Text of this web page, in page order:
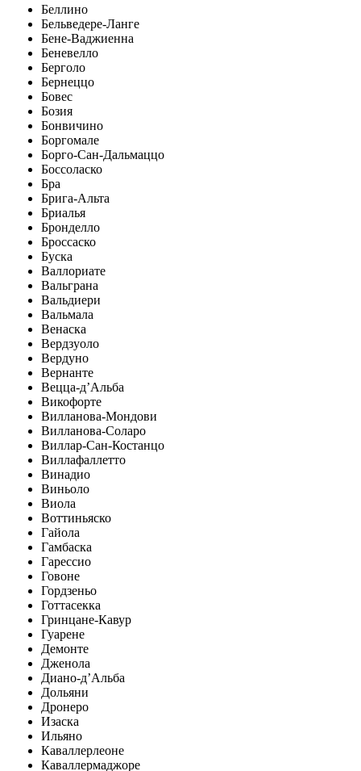
Беллино
Бельведере-Ланге
Бене-Ваджиенна
Беневелло
Берголо
Бернеццо
Бовес
Бозия
Бонвичино
Боргомале
Борго-Сан-Дальмаццо
Боссоласко
Бра
Брига-Альта
Бриалья
Бронделло
Броссаско
Буска
Валлориате
Вальграна
Вальдиери
Вальмала
Венаска
Вердзуоло
Вердуно
Вернанте
Вецца-д’Альба
Викофорте
Вилланова-Мондови
Вилланова-Соларо
Виллар-Сан-Костанцо
Виллафаллетто
Винадио
Виньоло
Виола
Воттиньяско
Гайола
Гамбаска
Гарессио
Говоне
Гордзеньо
Готтасекка
Гринцане-Кавур
Гуарене
Демонте
Дженола
Диано-д’Альба
Дольяни
Дронеро
Изаска
Ильяно
Каваллерлеоне
Каваллермаджоре